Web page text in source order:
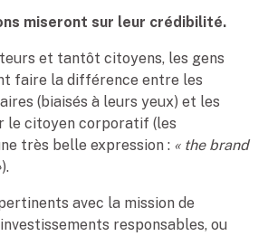
miseront sur leur crédibilité.
et tantôt citoyens, les gens
faire la différence entre les
(biaisés à leurs yeux) et les
le citoyen corporatif (les
très belle expression : « the brand
).
avec la mission de
responsables, ou